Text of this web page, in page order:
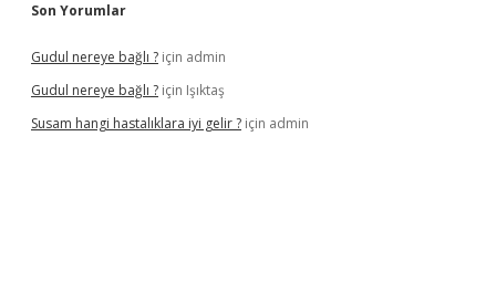
Son Yorumlar
Gudul nereye bağlı ? için admin
Gudul nereye bağlı ? için Işıktaş
Susam hangi hastalıklara iyi gelir ? için admin